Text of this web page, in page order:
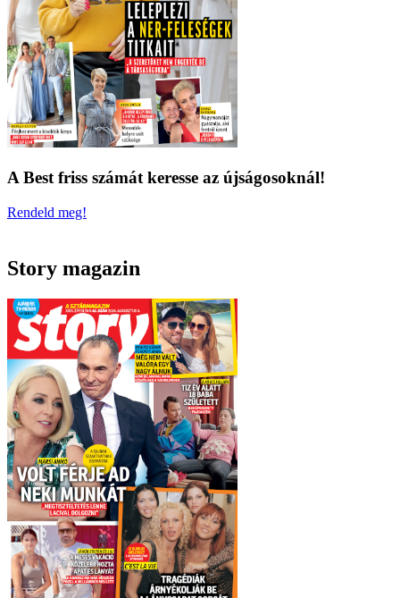
A Best friss számát keresse az újságosoknál!
Rendeld meg!
Story magazin